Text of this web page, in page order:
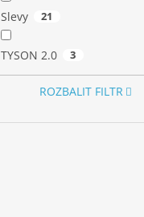
Slevy 21
TYSON 2.0 3
ROZBALIT FILTR